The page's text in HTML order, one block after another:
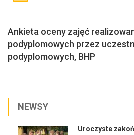
Ankieta oceny zajęć
podyplomowych przez
podyplomowych, BHP
NEWSY
Uroczyste